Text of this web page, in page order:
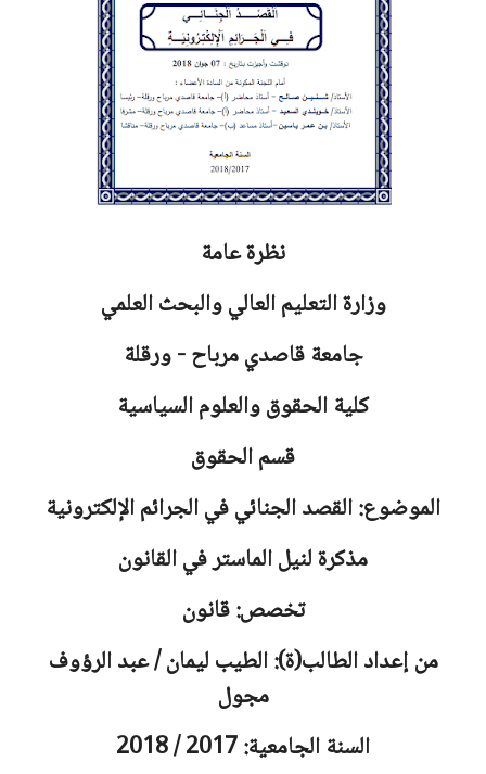
نظرة عامة
وزارة التعليم العالي والبحث العلمي
جامعةقاصدي مرباح - ورقلة
كلية الحقوق والعلوم السياسية
قسم الحقوق
الموضوع: القصد الجنائي في الجرائم الإلكترونية
مذكرة لنيل الماستر في القانون
تخصص: قانون
من إعداد الطالب(ة): الطيب ليمان / عبد الرؤوف
مجول
السنة الجامعية: 2017 / 2018